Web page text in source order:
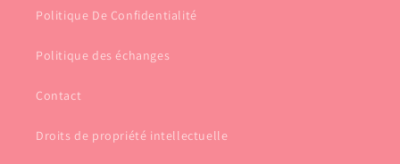
Politique De Confidentialité
Politique des échanges
Contact
Droits de propriété intellectuelle